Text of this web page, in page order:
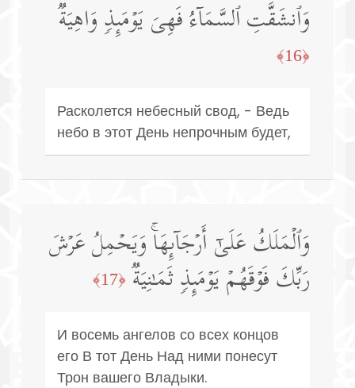
وَٱنشَقَّتِ ٱلسَّمَاۤءُ فَهِیَ یَوۡمَىِٕذࣲ وَاهِیَةࣱ
﴿16﴾
Расколется небесный свод, - Ведь
небо в этот День непрочным будет,
وَٱلۡمَلَكُ عَلَىٰۤ أَرۡجَاۤىِٕهَاۚ وَیَحۡمِلُ عَرۡشَ
رَبِّكَ فَوۡقَهُمۡ یَوۡمَىِٕذࣲ ثَمَـٰنِیَةࣱ ﴿17﴾
И восемь ангелов со всех концов
его В тот День Над ними понесут
Трон вашего Владыки.